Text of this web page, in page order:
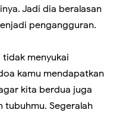
Jadi dia beralasan
pengangguran.
menyukai
kamu mendapatkan
kita berdua juga
tubuhmu. Segeralah